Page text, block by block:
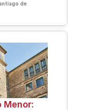
de
Menor: